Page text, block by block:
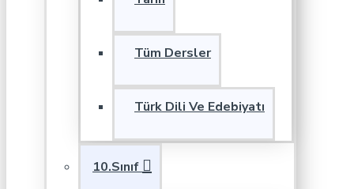
Tüm Dersler
Türk Dili Ve Edebiyatı
10.Sınıf